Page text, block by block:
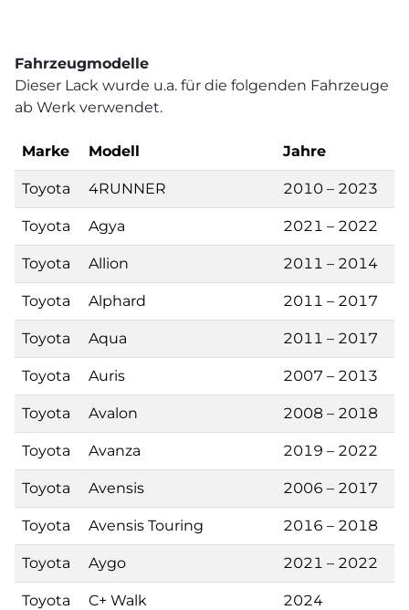
Fahrzeugmodelle
Dieser Lack wurde u.a. für die folgenden Fahrzeuge
ab Werk verwendet.
Marke Modell Jahre
Toyota 4RUNNER 2010 – 2023
Toyota Agya 2021 – 2022
Toyota Allion 2011 – 2014
Toyota Alphard 2011 – 2017
Toyota Aqua 2011 – 2017
Toyota Auris 2007 – 2013
Toyota Avalon 2008 – 2018
Toyota Avanza 2019 – 2022
Toyota Avensis 2006 – 2017
Toyota Avensis Touring 2016 – 2018
Toyota Aygo 2021 – 2022
Toyota C+ Walk 2024